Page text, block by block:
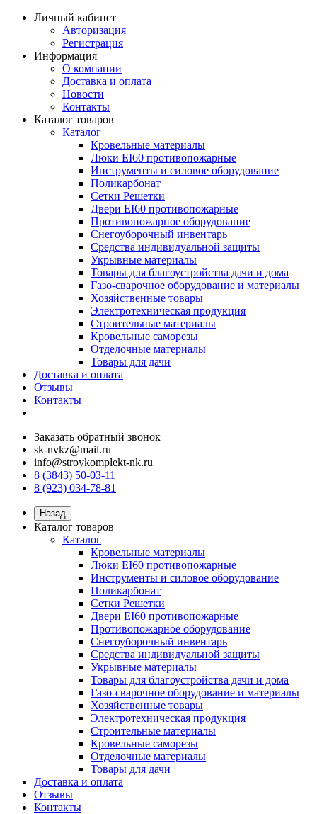
Личный кабинет
Авторизация
Регистрация
Информация
О компании
Доставка и оплата
Новости
Контакты
Каталог товаров
Каталог
Кровельные материалы
Люки EI60 противопожарные
Инструменты и силовое оборудование
Поликарбонат
Сетки Решетки
Двери EI60 противопожарные
Противопожарное оборудование
Снегоуборочный инвентарь
Средства индивидуальной защиты
Укрывные материалы
Товары для благоустройства дачи и дома
Газо-сварочное оборудование и материалы
Хозяйственные товары
Электротехническая продукция
Строительные материалы
Кровельные саморезы
Отделочные материалы
Товары для дачи
Доставка и оплата
Отзывы
Контакты
Заказать обратный звонок
sk-nvkz@mail.ru
info@stroykomplekt-nk.ru
8 (3843) 50-03-11
8 (923) 034-78-81
Назад
Каталог товаров
Каталог
Кровельные материалы
Люки EI60 противопожарные
Инструменты и силовое оборудование
Поликарбонат
Сетки Решетки
Двери EI60 противопожарные
Противопожарное оборудование
Снегоуборочный инвентарь
Средства индивидуальной защиты
Укрывные материалы
Товары для благоустройства дачи и дома
Газо-сварочное оборудование и материалы
Хозяйственные товары
Электротехническая продукция
Строительные материалы
Кровельные саморезы
Отделочные материалы
Товары для дачи
Доставка и оплата
Отзывы
Контакты